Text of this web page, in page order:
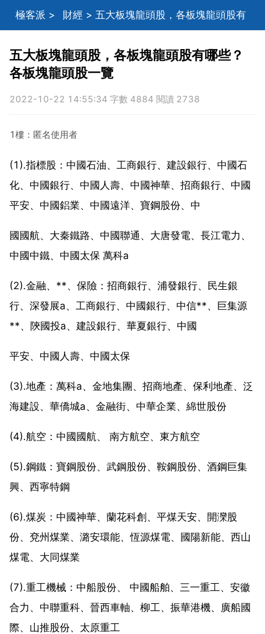
極客派 > 財經 > 五大板塊龍頭股，各板塊龍頭股有
五大板塊龍頭股，各板塊龍頭股有哪些？
各板塊龍頭股一覽
2022-10-22 14:55:34 字數 4884 閱讀 2738
1樓：匿名使用者
(1).指標股：中國石油、工商銀行、建設銀行、中國石
化、中國銀行、中國人壽、中國神華、招商銀行、中國
平安、中國鋁業、中國遠洋、寶鋼股份、中
國國航、大秦鐵路、中國聯通、大唐發電、長江電力、
中國中鐵、中國太保 萬科a
(2).金融、**、保險：招商銀行、浦發銀行、民生銀
行、深發展a、工商銀行、中國銀行、中信**、巨集源
**、陝國投a、建設銀行、華夏銀行、中國
平安、中國人壽、中國太保
(3).地產：萬科a、金地集團、招商地產、保利地產、泛
海建設、華僑城a、金融街、中華企業、綿世股份
(4).航空：中國國航、 南方航空、東方航空
(5).鋼鐵：寶鋼股份、武鋼股份、鞍鋼股份、酒鋼巨集
興、西寧特鋼
(6).煤炭：中國神華、蘭花科創、平煤天安、開灤股
份、兗州煤業、潞安環能、恆源煤電、國陽新能、西山
煤電、大同煤業
(7).重工機械：中船股份、 中國船舶、三一重工、安徽
合力、中聯重科、晉西車軸、柳工、振華港機、廣船國
際、山推股份、太原重工